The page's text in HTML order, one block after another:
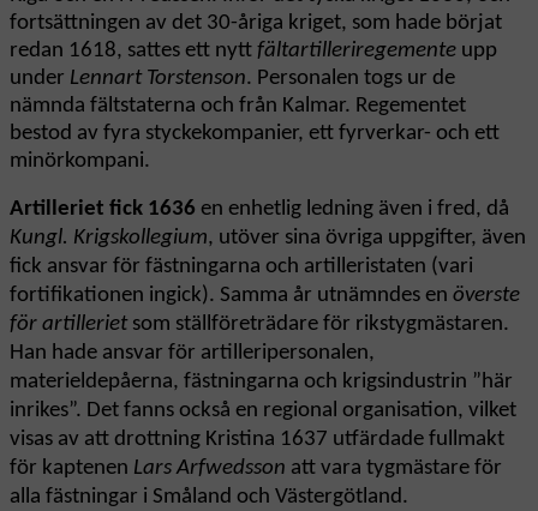
fortsättningen av det 30-åriga kriget, som hade börjat
redan 1618, sattes ett nytt fältartilleriregemente upp
under Lennart Torstenson. Personalen togs ur de
nämnda fältstaterna och från Kalmar. Regementet
bestod av fyra styckekompanier, ett fyrverkar- och ett
minörkompani.
Artilleriet fick 1636 en enhetlig ledning även i fred, då
Kungl. Krigskollegium, utöver sina övriga uppgifter, även
fick ansvar för fästningarna och artilleristaten (vari
fortifikationen ingick). Samma år utnämndes en överste
för artillerietsom ställföreträdare för rikstygmästaren.
Han hade ansvar för artilleripersonalen,
materieldepåerna, fästningarna och krigsindustrin ”här
inrikes”. Det fanns också en regional organisation, vilket
visas av att drottning Kristina 1637 utfärdade fullmakt
för kaptenen Lars Arfwedsson att vara tygmästare för
alla fästningar i Småland och Västergötland.